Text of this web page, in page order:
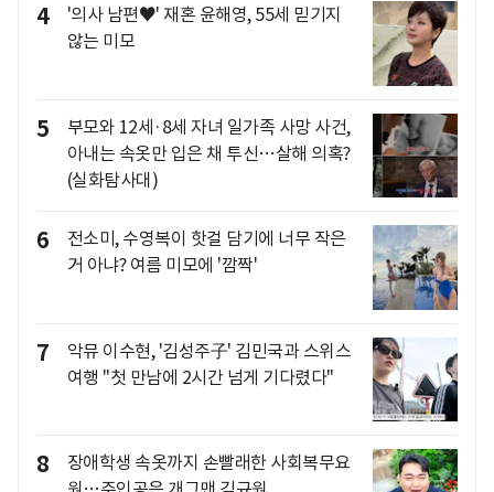
4
'의사 남편♥' 재혼 윤해영, 55세 믿기지
않는 미모
5
부모와 12세·8세 자녀 일가족 사망 사건,
아내는 속옷만 입은 채 투신…살해 의혹?
(실화탐사대)
6
전소미, 수영복이 핫걸 담기에 너무 작은
거 아냐? 여름 미모에 '깜짝'
7
악뮤 이수현, '김성주子' 김민국과 스위스
여행 "첫 만남에 2시간 넘게 기다렸다"
8
장애학생 속옷까지 손빨래한 사회복무요